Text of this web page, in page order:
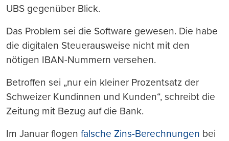
UBS gegenüber Blick.
Das Problem sei die Software gewesen. Die habe
die digitalen Steuerausweise nicht mit den
nötigen IBAN-Nummern versehen.
Betroffen sei „nur ein kleiner Prozentsatz der
Schweizer Kundinnen und Kunden“, schreibt die
Zeitung mit Bezug auf die Bank.
Im Januar flogen falsche Zins-Berechnungen bei